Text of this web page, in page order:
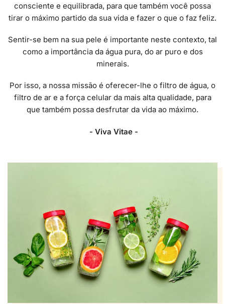
consciente e equilibrada, para que também você possa
tirar o máximo partido da sua vida e fazer o que o faz feliz.
Sentir-se bem na sua pele é importante neste contexto, tal
como a importância da água pura, do ar puro e dos
minerais.
Por isso, a nossa missão é oferecer-lhe o filtro de água, o
filtro de ar e a força celular da mais alta qualidade, para
que também possa desfrutar da vida ao máximo.
- Viva Vitae -